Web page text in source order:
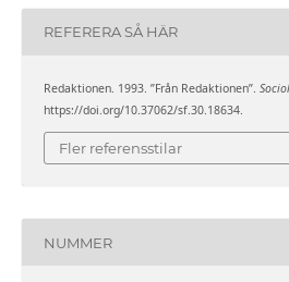
REFERERA SÅ HÄR
Redaktionen. 1993. ”Från Redaktionen”.
https://doi.org/10.37062/sf.30.18634.
Fler referensstilar
NUMMER